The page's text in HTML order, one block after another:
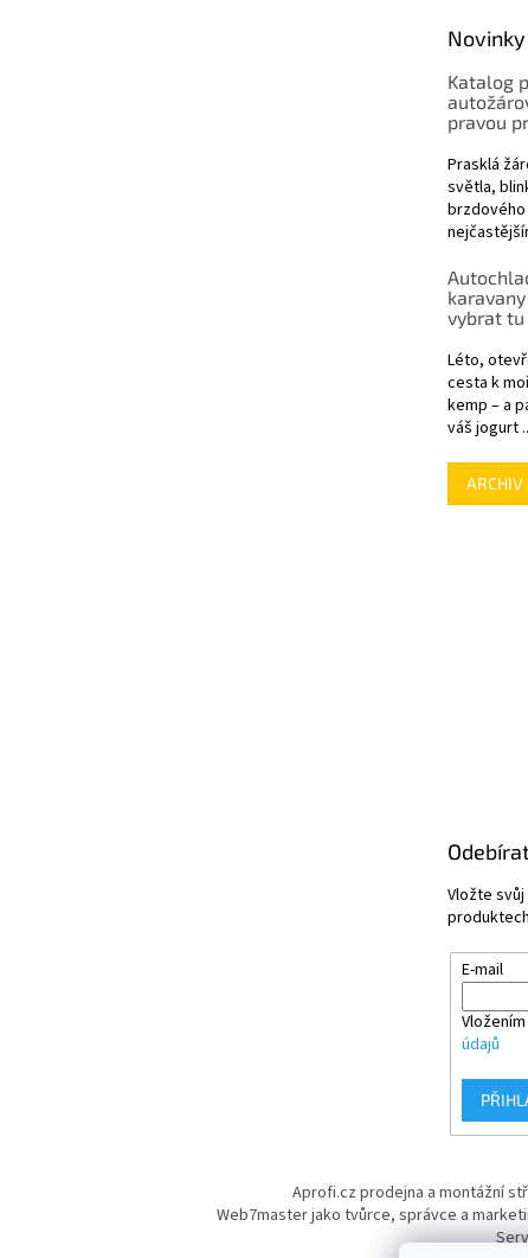
Novinky
Katalog
pravou
Prasklá
světla,
vybrat tu
Léto,
cesta k
kemp – a
váš jogurt
ARCHIV
Vložte
E-mail
údajů
Aprofi.cz prodejna a montážní
Web7master jako tvůrce, správce a